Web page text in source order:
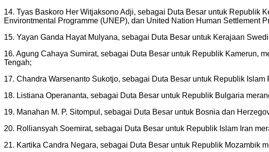
14. Tyas Baskoro Her Witjaksono Adji, sebagai Duta Besar untuk
Environtmental Programme (UNEP), dan United Nation Human Settlement
15. Yayan Ganda Hayat Mulyana, sebagai Duta Besar untuk Kerajaan
16. Agung Cahaya Sumirat, sebagai Duta Besar untuk Republik Kamerun,
Tengah;
17. Chandra Warsenanto Sukotjo, sebagai Duta Besar untuk Republik Islam
18. Listiana Operananta, sebagai Duta Besar untuk Republik Bulgaria
19. Manahan M. P. Sitompul, sebagai Duta Besar untuk Bosnia dan
20. Rolliansyah Soemirat, sebagai Duta Besar untuk Republik Islam Iran
21. Kartika Candra Negara, sebagai Duta Besar untuk Republik Mozambik